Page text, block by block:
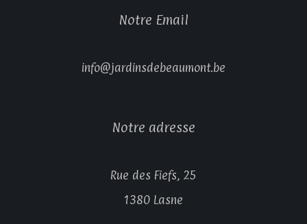
Notre Email
info@jardinsdebeaumont.be
Notre adresse
Rue des Fiefs, 25
1380 Lasne